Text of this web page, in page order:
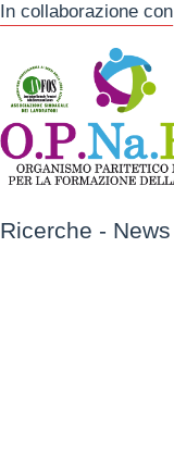
In collaborazione con
Ricerche - News